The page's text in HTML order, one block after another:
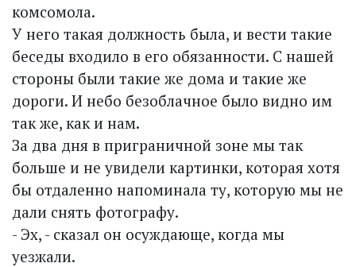
комсомола.
У него такая должность была, и вести такие
беседы входило в его обязанности. С нашей
стороны были такие же дома и такие же
дороги. И небо безоблачное было видно им
так же, как и нам.
За два дня в приграничной зоне мы так
больше и не увидели картинки, которая хотя
бы отдаленно напоминала ту, которую мы не
дали снять фотографу.
- Эх, - сказал он осуждающе, когда мы
уезжали.